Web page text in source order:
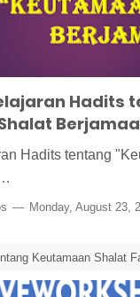
Hadits
Hadits tentang
Monday, August 23,
Keutamaan Shalat
LKPD Inetraktif